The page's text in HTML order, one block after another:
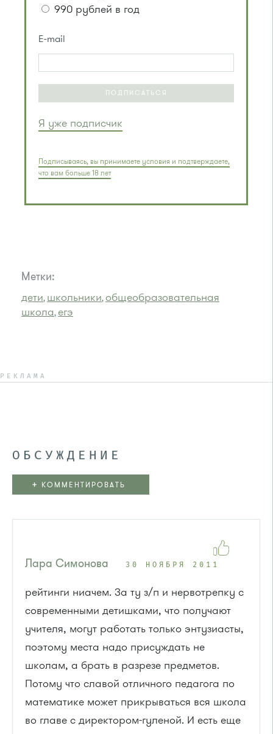
990 рублей в год
E-mail
ПОДПИСАТЬСЯ
Я уже подписчик
Подписываясь, вы принимаете условия и подтверждаете,
что вам больше 18 лет
Метки:
дети, школьники,общеобразовательная
школа, егэ
РЕКЛАМА
ОБСУЖДЕНИЕ
+ КОММЕНТИРОВАТЬ
Лара Симонова 30 НОЯБРЯ 2011
рейтинги ниачем. За ту з/п и нервотрепку с
современными детишками, что получают
учителя, могут работать только энтузиасты,
поэтому места надо присуждать не
школам, а брать в разрезе предметов.
Потому что славой отличного педагога по
математике может прикрываться вся школа
во главе с директором-гуленой. И есть еще